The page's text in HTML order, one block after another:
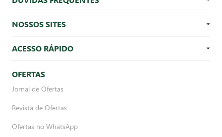
NOSSOS SITES
ACESSO RÁPIDO
OFERTAS
Jornal de Ofertas
Revista de Ofertas
Ofertas no WhatsApp